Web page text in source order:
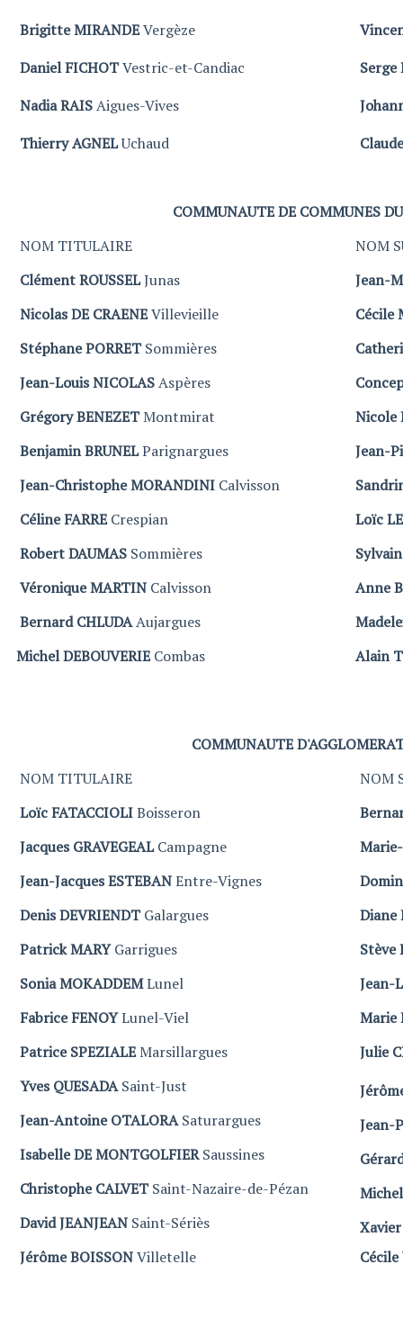
Brigitte MIRANDEVergèze
Daniel FICHOTVestric-et-Candiac
Serge
Nadia RAISAigues-Vives
Thierry AGNELUchaud
COMMUNAUTE DE COMMUNES
NOM TITULAIRE
NOM
Clément ROUSSELJunas
Jean-
Nicolas DE CRAENEVillevieille
Cécile
Stéphane PORRETSommières
Jean-Louis NICOLASAspères
Grégory BENEZETMontmirat
Nicole
Benjamin BRUNELParignargues
Jean-
Jean-Christophe MORANDINI Calvisson
Céline FARRECrespian
Loïc
Robert DAUMAS Sommières
Véronique MARTIN Calvisson
Anne
Bernard CHLUDAAujargues
Michel DEBOUVERIECombas Alain
COMMUNAUTE
NOM TITULAIRE
NOM
Loïc FATACCIOLIBoisseron
Jacques GRAVEGEALCampagne
Jean-Jacques ESTEBANEntre-Vignes
Denis DEVRIENDTGalargues
Diane
Patrick MARYGarrigues
Stève
Sonia MOKADDEMLunel
Jean-
Fabrice FENOYLunel-Viel
Marie
Patrice SPEZIALEMarsillargues
Julie
Yves QUESADASaint-Just
Jean-Antoine OTALORASaturargues
Jean-
Isabelle DE MONTGOLFIERSaussines
Christophe CALVETSaint-Nazaire-de-Pézan
David JEANJEAN Saint-Sériès
Jérôme BOISSONVilletelle Cécile